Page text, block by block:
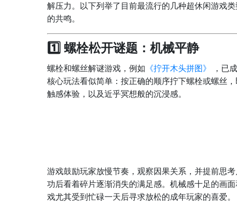
解压力。以下列举了目前最流行的几种超休闲游戏
的共鸣。
1️⃣ 螺栓松开谜题：机械平静
螺栓和螺丝解谜游戏，例如 《拧开木头拼图》
，已
核心玩法看似简单：按正确的顺序拧下螺栓或螺丝
触感体验，以及近乎冥想般的沉浸感。
游戏鼓励玩家放慢节奏，观察因果关系，并提前思
功后看着碎片逐渐消失的满足感。机械感十足的画
戏尤其受到忙碌一天后寻求放松的成年玩家的喜爱。